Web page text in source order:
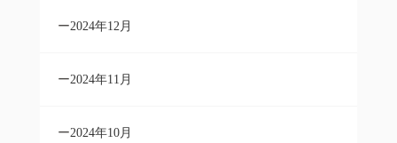
2024年12月
2024年11月
2024年10月